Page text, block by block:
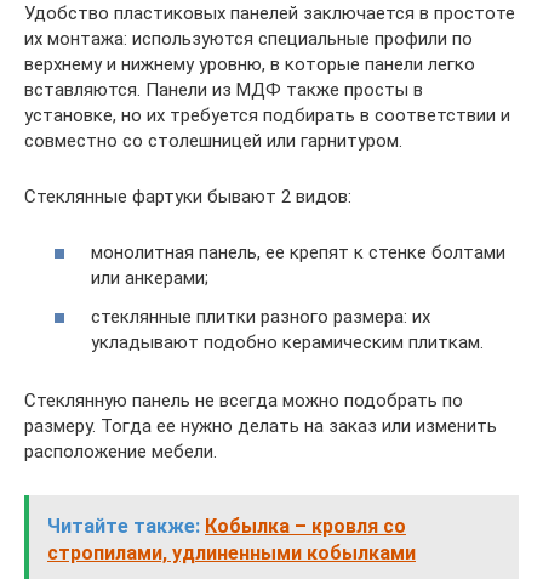
Удобство пластиковых панелей заключается в простоте
их монтажа: используются специальные профили по
верхнему и нижнему уровню, в которые панели легко
вставляются. Панели из МДФ также просты в
установке, но их требуется подбирать в соответствии и
совместно со столешницей или гарнитуром.
Стеклянные фартуки бывают 2 видов:
монолитная панель, ее крепят к стенке болтами
или анкерами;
стеклянные плитки разного размера: их
укладывают подобно керамическим плиткам.
Стеклянную панель не всегда можно подобрать по
размеру. Тогда ее нужно делать на заказ или изменить
расположение мебели.
Читайте также: Кобылка – кровля со
стропилами, удлиненными кобылками